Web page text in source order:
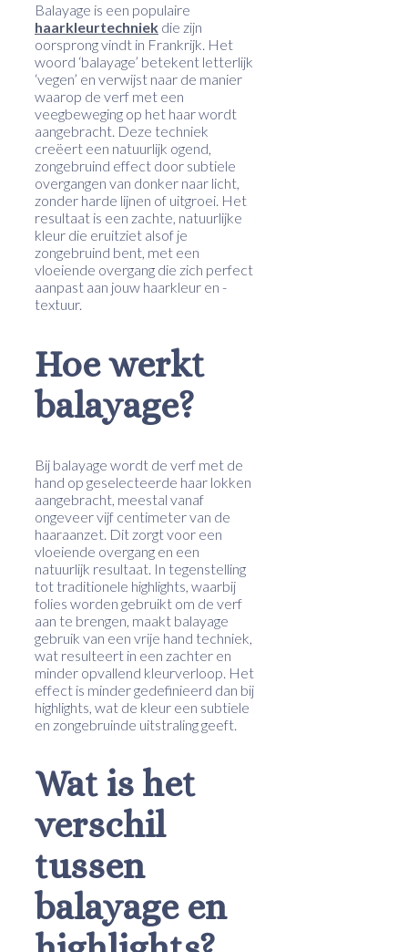
Balayage is een populaire
haarkleurtechniek die zijn
oorsprong vindt in Frankrijk. Het
woord ‘balayage’ betekent letterlijk
‘vegen’ en verwijst naar de manier
waarop de verf met een
veegbeweging op het haar wordt
aangebracht. Deze techniek
creëert een natuurlijk ogend,
zongebruind effect door subtiele
overgangen van donker naar licht,
zonder harde lijnen of uitgroei. Het
resultaat is een zachte, natuurlijke
kleur die eruitziet alsof je
zongebruind bent, met een
vloeiende overgang die zich perfect
aanpast aan jouw haarkleur en -
textuur.
Hoe werkt
balayage?
Bij balayage wordt de verf met de
hand op geselecteerde haar lokken
aangebracht, meestal vanaf
ongeveer vijf centimeter van de
haaraanzet. Dit zorgt voor een
vloeiende overgang en een
natuurlijk resultaat. In tegenstelling
tot traditionele highlights, waarbij
folies worden gebruikt om de verf
aan te brengen, maakt balayage
gebruik van een vrije hand techniek,
wat resulteert in een zachter en
minder opvallend kleurverloop. Het
effect is minder gedefinieerd dan bij
highlights, wat de kleur een subtiele
en zongebruinde uitstraling geeft.
Wat is het
verschil
tussen
balayage en